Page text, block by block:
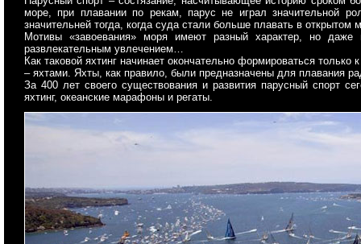
море, при плавании по рекам, парус не играл значительной
значительней тогда, когда суда стали больше плавать в
Мотивы «завоевания» моря имеют разный характер, но
развлекательным увлечением…
Как таковой яхтинг начинает окончательно формироваться
– яхтами. Яхты, как правило, были предназначены для плавания
За 400 лет своего существования и развития парусный спорт
яхтинг, океанские марафоны и регаты.